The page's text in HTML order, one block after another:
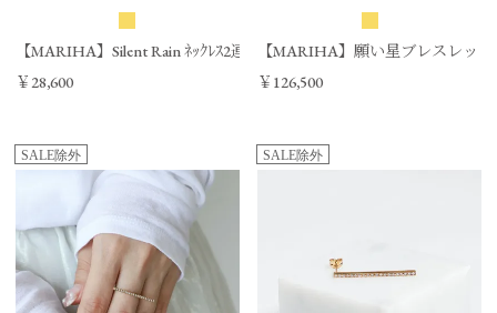
【MARIHA】Silent Rain ﾈｯｸﾚｽ2連 60cm/0325310053
￥28,600
【MARIHA】願い星ブレスレット
￥126,500
SALE除外 SALE除外